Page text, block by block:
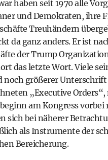
haben seit 1970 alle
und Demokraten, ihre
Treuhändern
da ganz anders. Er ist
der Trump
das letzte Wort. Viele
noch größerer Unterschrift
„Executive
am Kongress vorbei
sich bei näherer
als Instrumente der
Bereicherung.